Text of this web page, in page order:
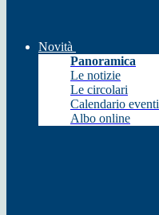
Novità
Panoramica
Le notizie
Le circolari
Calendario eventi
Albo online